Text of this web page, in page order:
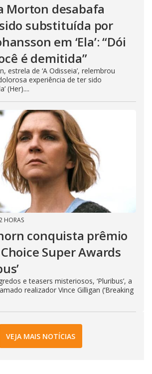
Morton desabafa
substituída por
em ‘Ela’: “Dói
é demitida”
estrela de ‘A Odisseia’, relembrou
experiência de ter sido
(Her)....
HORAS
conquista prêmio
Super Awards
e teasers misteriosos, ‘Pluribus’, a
realizador Vince Gilligan (‘Breaking
VEJA MAIS NOTÍCIAS